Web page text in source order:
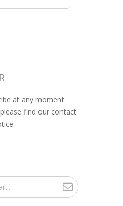
at any moment.
find our contact